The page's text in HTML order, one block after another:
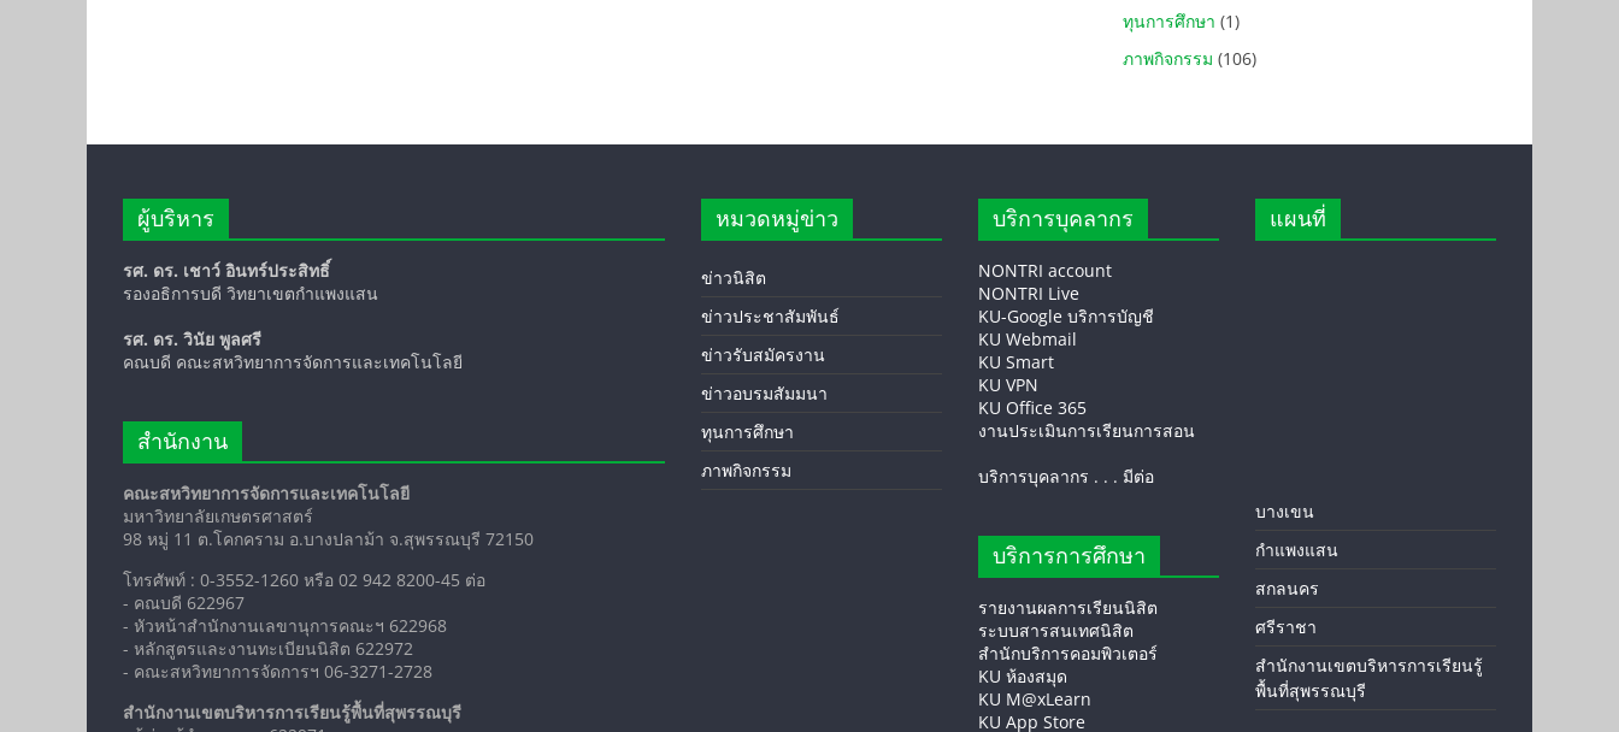
ทุนการศึกษา (1)
ภาพกิจกรรม (106)
ผู้บริหาร
รศ. ดร. เชาว์ อินทร์ประสิทธิ์
รองอธิการบดี วิทยาเขตกำแพงแสน
รศ. ดร. วินัย พูลศรี
คณบดี คณะสหวิทยาการจัดการและเทคโนโลยี
สำนักงาน
คณะสหวิทยาการจัดการและเทคโนโลยี
มหาวิทยาลัยเกษตรศาสตร์
98 หมู่ 11 ต.โคกคราม อ.บางปลาม้า จ.สุพรรณบุรี 72150
โทรศัพท์ : 0-3552-1260 หรือ 02 942 8200-45 ต่อ
- คณบดี 622967
- หัวหน้าสำนักงานเลขานุการคณะฯ 622968
- หลักสูตรและงานทะเบียนนิสิต 622972
- คณะสหวิทยาการจัดการฯ 06-3271-2728
สำนักงานเขตบริหารการเรียนรู้พื้นที่สุพรรณบุรี
หมวดหมู่ข่าว
ข่าวนิสิต
ข่าวประชาสัมพันธ์
ข่าวรับสมัครงาน
ข่าวอบรมสัมมนา
ทุนการศึกษา
ภาพกิจกรรม
บริการบุคลากร
NONTRI account
NONTRI Live
KU-Google บริการบัญชี
KU Webmail
KU Smart
KU VPN
KU Office 365
งานประเมินการเรียนการสอน
บริการบุคลากร . . . มีต่อ
บริการการศึกษา
รายงานผลการเรียนนิสิต
ระบบสารสนเทศนิสิต
สำนักบริการคอมพิวเตอร์
KU ห้องสมุด
KU M@xLearn
KU App Store
แผนที่
บางเขน
กำแพงแสน
สกลนคร
ศรีราชา
สำนักงานเขตบริหารการเรียนรู้
พื้นที่สุพรรณบุรี